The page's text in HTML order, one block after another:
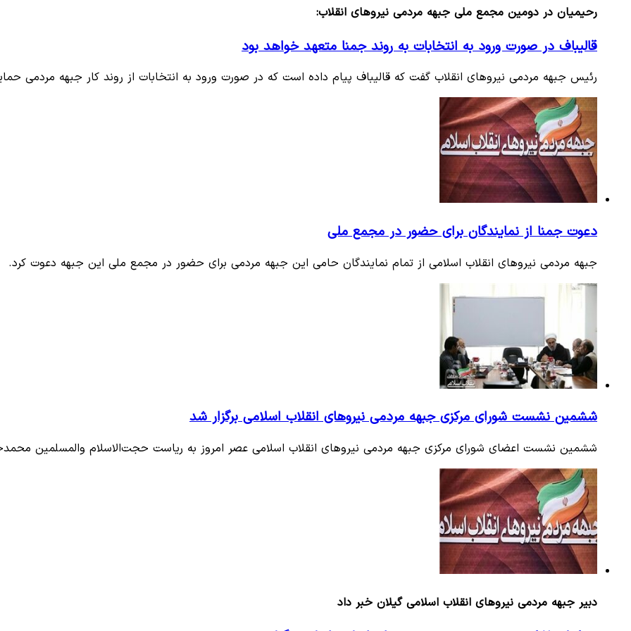
رحیمیان در دومین مجمع ملی جبهه مردمی نیروهای انقلاب:
قالیباف در صورت ورود به انتخابات به روند جمنا متعهد خواهد بود
رئیس جبهه مردمی نیروهای انقلاب گفت که قالیباف پیام داده است که در صورت ورود به انتخابات از روند کار جبهه مردمی
دعوت جمنا از نمایندگان برای حضور در مجمع ملی
جبهه مردمی نیروهای انقلاب اسلامی از تمام نمایندگان حامی این جبهه مردمی برای حضور در مجمع ملی این جبهه دعوت کرد.
ششمین نشست شورای مرکزی جبهه مردمی نیروهای انقلاب اسلامی برگزار شد
ششمین نشست اعضای شورای مرکزی جبهه مردمی نیروهای انقلاب اسلامی عصر امروز به ریاست حجت‌الاسلام والمسلمین
دبیر جبهه مردمی نیروهای انقلاب اسلامی گیلان خبر داد